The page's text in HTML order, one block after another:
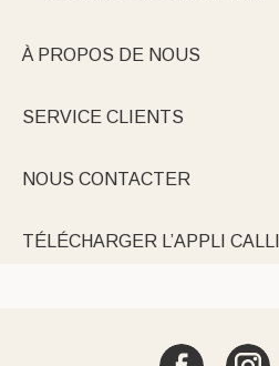
À PROPOS DE NOUS
SERVICE CLIENTS
NOUS CONTACTER
TÉLÉCHARGER L’APPLI